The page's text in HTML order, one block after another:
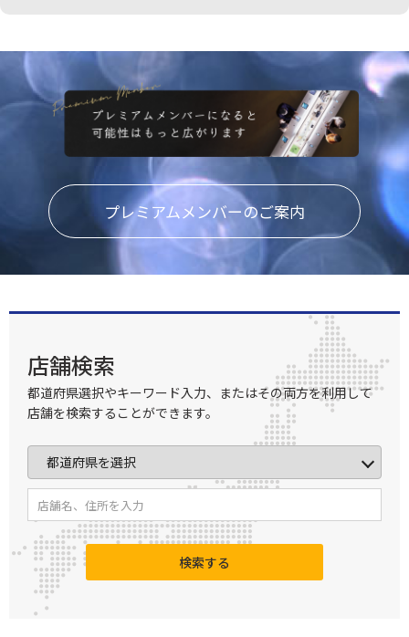
プレミアムメンバーのご案内
店舗検索
都道府県選択やキーワード入力、またはその両方を利用して
店舗を検索することができます。
検索する